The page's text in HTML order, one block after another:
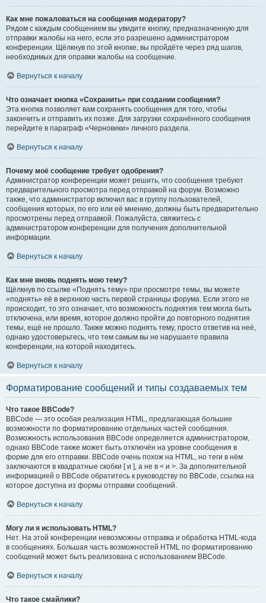
Как мне пожаловаться на сообщения модератору?
Рядом с каждым сообщением вы увидите кнопку, предназначенную для
отправки жалобы на него, если это разрешено администратором
конференции. Щёлкнув по этой кнопке, вы пройдёте через ряд шагов,
необходимых для оправки жалобы на сообщение.
Вернуться к началу
Что означает кнопка «Сохранить» при создании сообщения?
Эта кнопка позволяет вам сохранять сообщения для того, чтобы
закончить и отправить их позже. Для загрузки сохранённого сообщения
перейдите в параграф «Черновики» личного раздела.
Вернуться к началу
Почему моё сообщение требует одобрения?
Администратор конференции может решить, что сообщения требуют
предварительного просмотра перед отправкой на форум. Возможно
также, что администратор включил вас в группу пользователей,
сообщения которых, по его или её мнению, должны быть предварительно
просмотрены перед отправкой. Пожалуйста, свяжитесь с
администратором конференции для получения дополнительной
информации.
Вернуться к началу
Как мне вновь поднять мою тему?
Щёлкнув по ссылке «Поднять тему» при просмотре темы, вы можете
«поднять» её в верхнюю часть первой страницы форума. Если этого не
происходит, то это означает, что возможность поднятия тем могла быть
отключена, или время, которое должно пройти до повторного поднятия
темы, ещё не прошло. Также можно поднять тему, просто ответив на неё,
однако удостоверьтесь, что тем самым вы не нарушаете правила
конференции, на которой находитесь.
Вернуться к началу
Форматирование сообщений и типы создаваемых тем
Что такое BBCode?
BBCode — это особая реализация HTML, предлагающая большие
возможности по форматированию отдельных частей сообщения.
Возможность использования BBCode определяется администратором,
однако BBCode также может быть отключён на уровне сообщения в
форме для его отправки. BBCode очень похож на HTML, но теги в нём
заключаются в квадратные скобки [ и ], а не в < и >. За дополнительной
информацией о BBCode обратитесь к руководству по BBCode, ссылка на
которое доступна из формы отправки сообщений.
Вернуться к началу
Могу ли я использовать HTML?
Нет. На этой конференции невозможны отправка и обработка HTML-кода
в сообщениях. Большая часть возможностей HTML по форматированию
сообщений может быть реализована с использованием BBCode.
Вернуться к началу
Что такое смайлики?